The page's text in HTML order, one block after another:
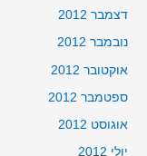
דצמבר 2012
נובמבר 2012
אוקטובר 2012
ספטמבר 2012
אוגוסט 2012
יולי 2012